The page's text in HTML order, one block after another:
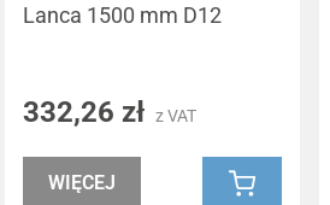
Lanca 1500 mm D12
332,26 zł z VAT
WIĘCEJ